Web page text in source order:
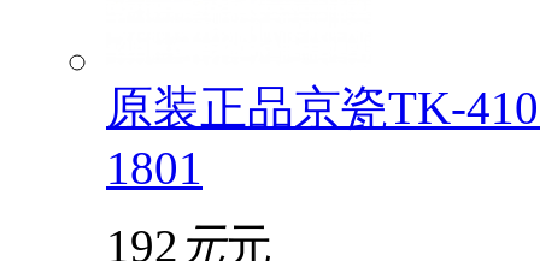
原装正品京瓷TK-
1801
192 元元